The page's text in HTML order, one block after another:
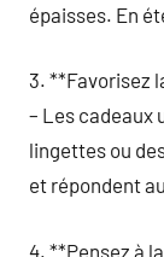
épaisses. En
3. **Favorisez
– Les cadeaux
lingettes ou
et répondent
4. **Pensez à